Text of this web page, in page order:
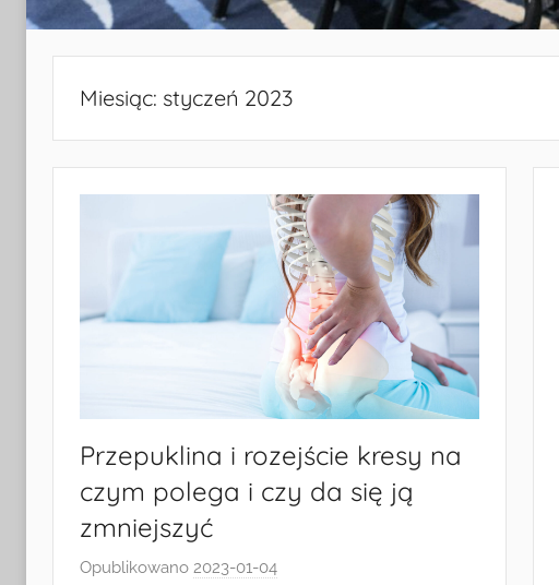
Miesiąc: styczeń 2023
Przepuklina i rozejście kresy na
czym polega i czy da się ją
zmniejszyć
Opublikowano 2023-01-04